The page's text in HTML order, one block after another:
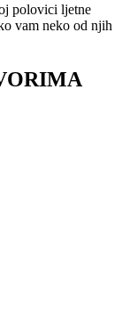
polovici ljetne
vam neko od njih